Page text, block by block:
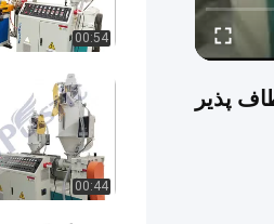
پذیر
00:54
00:44